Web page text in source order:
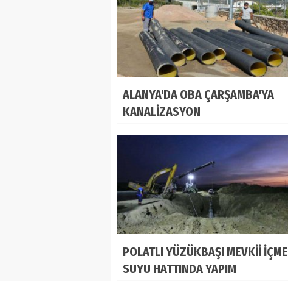
ALANYA'DA OBA ÇARŞAMBA'YA
KANALİZASYON
POLATLI YÜZÜKBAŞI MEVKİİ İÇME
SUYU HATTINDA YAPIM